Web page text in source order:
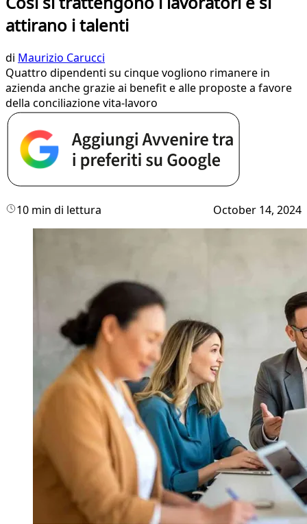
attirano i talenti
di Maurizio Carucci
Quattro dipendenti su cinque vogliono rimanere in
azienda anche grazie ai benefit e alle proposte a favore
della conciliazione vita-lavoro
10 min di lettura October 14, 2024